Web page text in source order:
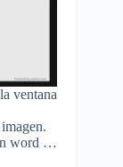
ventana
word …